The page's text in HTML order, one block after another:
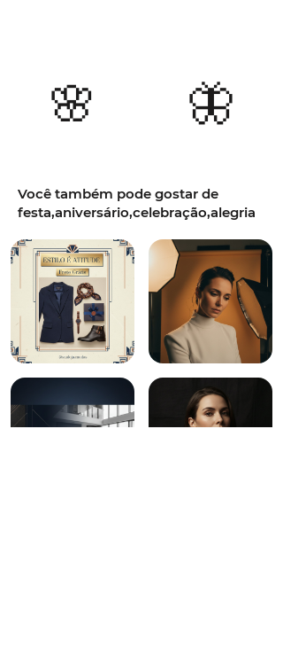
🌸 🦋
Você também pode gostar de
festa,aniversário,celebração,alegria